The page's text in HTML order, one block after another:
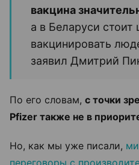
вакцина
а в Беларуси стоит
вакцинировать
заявил Дмитрий
По его словам, с точки
Pfizer также не в
Но, как мы уже писали,
переговоры с